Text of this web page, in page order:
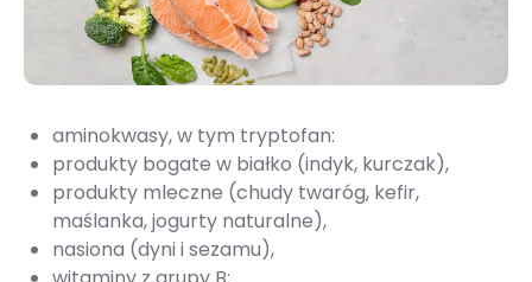
aminokwasy, w tym tryptofan:
produkty bogate w białko (indyk, kurczak),
produkty mleczne (chudy twaróg, kefir,
maślanka, jogurty naturalne),
nasiona (dyni i sezamu),